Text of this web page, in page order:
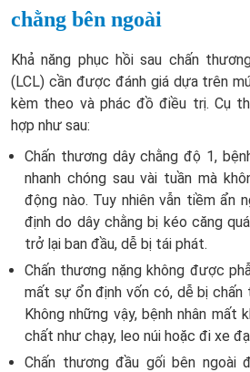
chằng bên ngoài
Khả năng phục hồi sau chấn
(LCL) cần được đánh giá dựa trên
kèm theo và phác đồ điều trị. Cụ
hợp như sau:
Chấn thương dây chằng độ 1,
nhanh chóng sau vài tuần mà
động nào. Tuy nhiên vẫn tiềm ẩn
định do dây chằng bị kéo căng
trở lại ban đầu, dễ bị tái phát.
Chấn thương nặng không được
mất sự ổn định vốn có, dễ bị
Không những vậy, bệnh nhân mất
chất như chạy, leo núi hoặc đi xe
Chấn thương đầu gối bên ngoài